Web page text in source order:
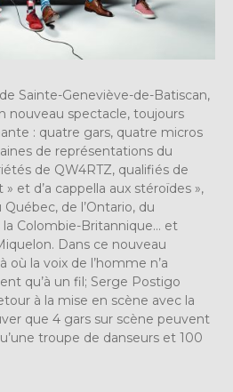
Sainte-Geneviève-de-Batiscan,
nouveau spectacle, toujours
: quatre gars, quatre micros
de représentations du
de QW4RTZ, qualifiés de
et d’a cappella aux stéroïdes »,
de l’Ontario, du
Colombie-Britannique… et
Dans ce nouveau
où la voix de l’homme n’a
qu’à un fil; Serge Postigo
à la mise en scène avec la
que 4 gars sur scène peuvent
troupe de danseurs et 100